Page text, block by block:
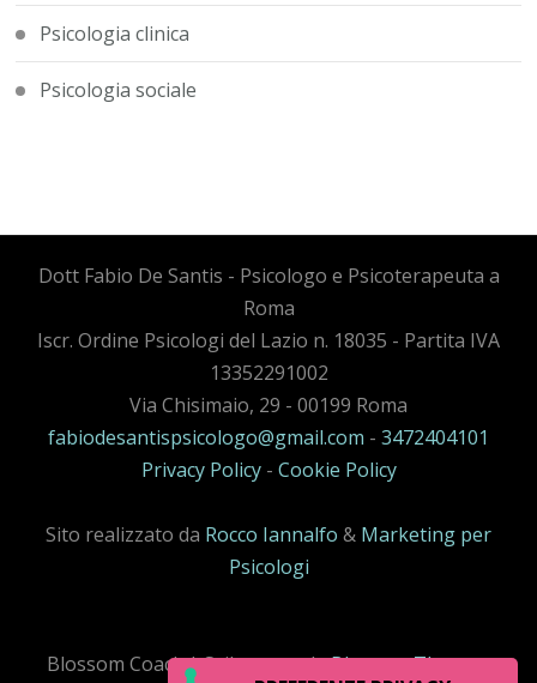
Psicologia clinica
Psicologia sociale
Dott Fabio De Santis - Psicologo e Psicoterapeuta a
Roma
Iscr. Ordine Psicologi del Lazio n. 18035 - Partita IVA
13352291002
Via Chisimaio, 29 - 00199 Roma
fabiodesantispsicologo@gmail.com - 3472404101
Privacy Policy- Cookie Policy
Sito realizzato da Rocco Iannalfo & Marketing per
Psicologi
Blossom Coack | Sviluppato daBlossom Themes.